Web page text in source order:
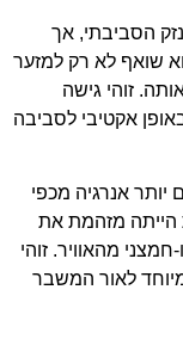
הסביבתי, אך
שואף לא רק למזער
זוהי גישה
אקטיבי לסביבה
יותר אנרגיה מכפי
הייתה מזהמת את
מהאוויר. זוהי
לאור המשבר